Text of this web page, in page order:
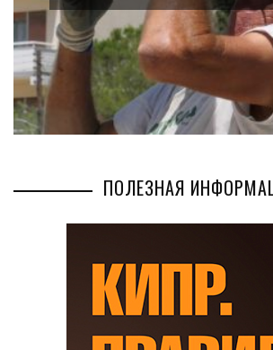
БИЗНЕС AUG 02, 2026
ПОЛЕЗНАЯ